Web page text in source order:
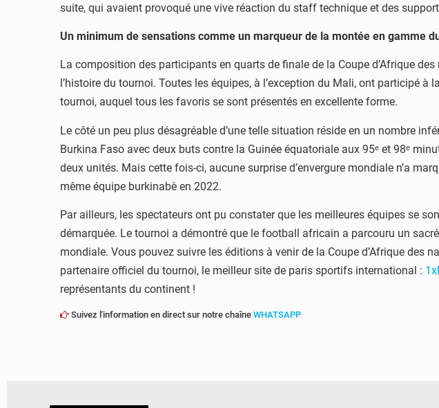
suite, qui avaient provoqué une vive réaction du staff technique et des
Un minimum de sensations comme un marqueur de la montée en gamme
La composition des participants en quarts de finale de la Coupe d’Afrique
l’histoire du tournoi. Toutes les équipes, à l’exception du Mali, ont participé
tournoi, auquel tous les favoris se sont présentés en excellente forme.
Le côté un peu plus désagréable d’une telle situation réside en un nombre
Burkina Faso avec deux buts contre la Guinée équatoriale aux 95ᵉ et 98ᵉ
deux unités. Mais cette fois-ci, aucune surprise d’envergure mondiale n’a
même équipe burkinabè en 2022.
Par ailleurs, les spectateurs ont pu constater que les meilleures équipes se
démarquée. Le tournoi a démontré que le football africain a parcouru un
mondiale. Vous pouvez suivre les éditions à venir de la Coupe d’Afrique
partenaire officiel du tournoi, le meilleur site de paris sportifs international :
représentants du continent !
Suivez l'information en direct sur notre chaîne WHATSAPP